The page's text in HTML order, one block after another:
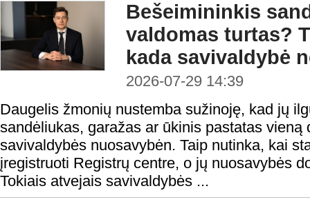
Bešeimininkis
valdomas turtas?
kada savivaldybė
2026-07-29 14:39
Daugelis žmonių nustemba sužinoję, kad jų
sandėliukas, garažas ar ūkinis pastatas vieną
savivaldybės nuosavybėn. Taip nutinka, kai
įregistruoti Registrų centre, o jų nuosavybės
Tokiais atvejais savivaldybės ...